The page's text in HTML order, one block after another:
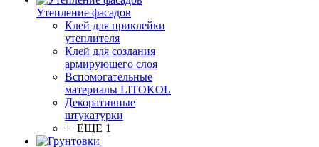
Утепление фасадов
Клей для приклейки
утеплителя
Клей для создания
армирующего слоя
Вспомогательные
материалы LITOKOL
Декоративные
штукатурки
+ ЕЩЕ 1